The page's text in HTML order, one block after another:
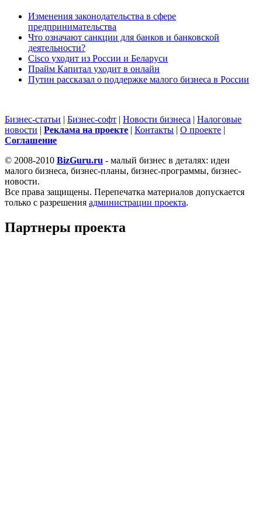
Изменения законодательства в сфере
предпринимательства
Что означают санкции для банков и банковской
деятельности?
Cisco уходит из России и Беларуси
Прайм Капитал уходит в онлайн
Путин рассказал о поддержке малого бизнеса в России
Бизнес-статьи | Бизнес-софт | Новости бизнеса | Налоговые
новости | Реклама на проекте | Контакты | О проекте |
Cоглашение
© 2008-2010 BizGuru.ru - малый бизнес в деталях: идеи
малого бизнеса, бизнес-планы, бизнес-программы, бизнес-
новости.
Все права защищены. Перепечатка материалов допускается
только с разрешения администрации проекта.
Партнеры проекта